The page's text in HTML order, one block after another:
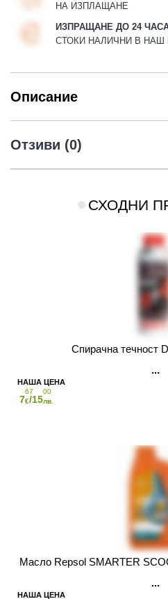
НА ИЗПЛАЩАНЕ
ИЗПРАЩАНЕ ДО 24
СТОКИ НАЛИЧНИ В НАШ
Описание
Отзиви (0)
СХОДНИ
Спирачна течност
7
67
€/15
00
лв.
Масло Repsol SMARTER